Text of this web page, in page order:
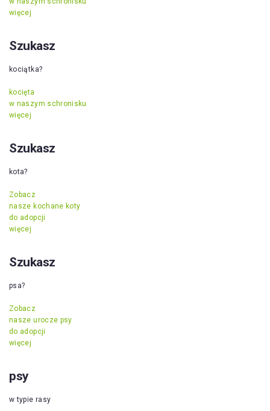
więcej
Szukasz
kociątka?
kocięta
w naszym schronisku
więcej
Szukasz
kota?
Zobacz
nasze kochane koty
do adopcji
więcej
Szukasz
psa?
Zobacz
nasze urocze psy
do adopcji
więcej
psy
w typie rasy